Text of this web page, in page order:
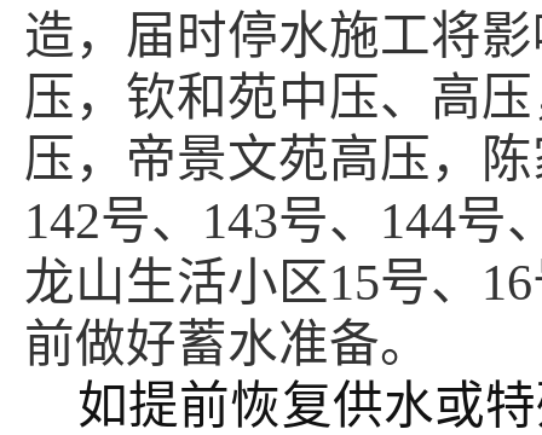
造， 届时停水施工将
压，钦和苑中压、高
压，帝景文苑高压，
142号、143号、144号
龙山生活小区15号、
前做好蓄水准备。
如提前恢复供水或特